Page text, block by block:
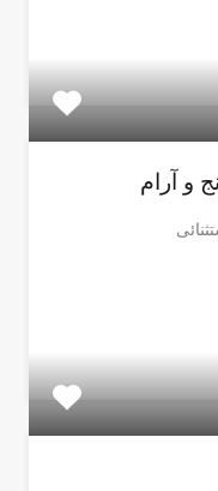
و آرام